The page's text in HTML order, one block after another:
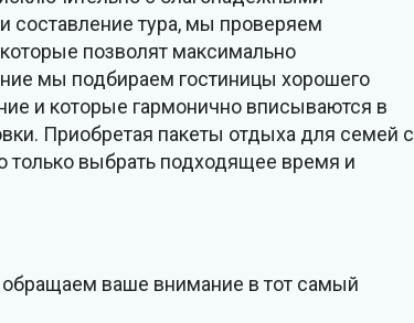
составление тура, мы проверяем
позволят максимально
мы подбираем гостиницы хорошего
и которые гармонично вписываются в
Приобретая пакеты отдыха для семей с
только выбрать подходящее время и
ваше внимание в тот самый